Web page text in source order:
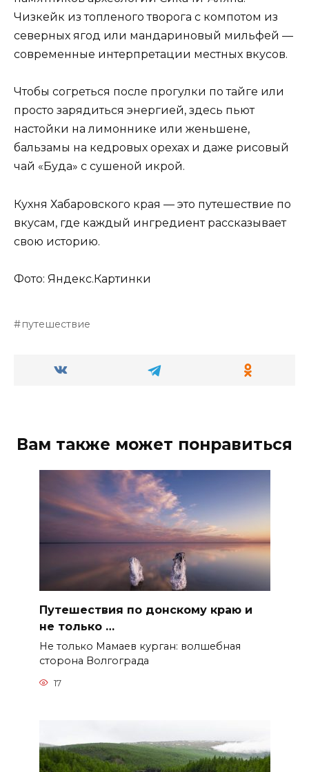
Чизкейк из топленого творога с компотом из
северных ягод или мандариновый мильфей —
современные интерпретации местных вкусов.
Чтобы согреться после прогулки по тайге или
просто зарядиться энергией, здесь пьют
настойки на лимоннике или женьшене,
бальзамы на кедровых орехах и даже рисовый
чай «Буда» с сушеной икрой.
Кухня Хабаровского края — это путешествие по
вкусам, где каждый ингредиент рассказывает
свою историю.
Фото: Яндекс.Картинки
путешествие
Вам также может понравиться
Путешествия по донскому краю и
не только …
Не только Мамаев курган: волшебная
сторона Волгограда
17